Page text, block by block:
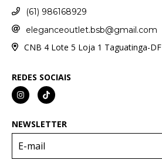
(61) 986168929
eleganceoutlet.bsb@gmail.com
CNB 4 Lote 5 Loja 1 Taguatinga-DF
REDES SOCIAIS
NEWSLETTER